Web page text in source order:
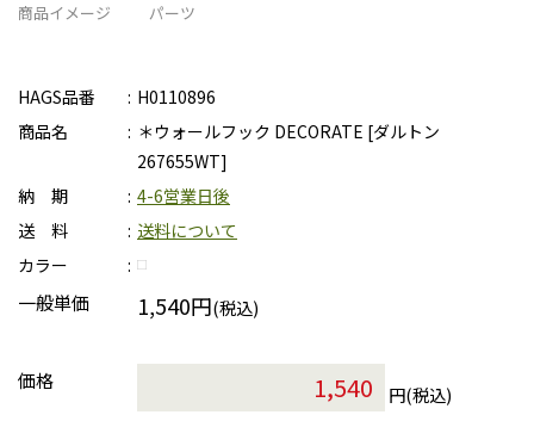
商品イメージ パーツ
HAGS品番
H0110896
商品名
＊ウォールフック DECORATE [ダルトン
267655WT]
納 期
4-6営業日後
送 料
送料について
カラー
一般単価 1,540円(税込)
価格
円(税込)